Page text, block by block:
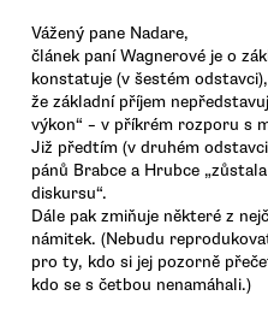
Vážený pane Nadare,
článek paní Wagnerové je o
konstatuje (v šestém
že základní příjem
výkon“ – v příkrém rozporu s
Již předtím (v druhém
pánů Brabce a Hrubce
diskursu“.
Dále pak zmiňuje některé z
námitek. (Nebudu
pro ty, kdo si jej pozorně
kdo se s četbou nenamáhali.)